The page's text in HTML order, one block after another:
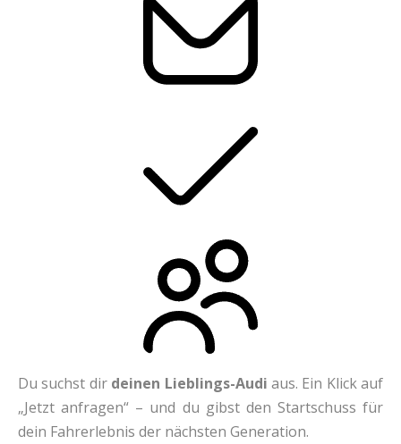
Du suchst dir deinen Lieblings-Audi aus. Ein Klick auf
„Jetzt anfragen“ – und du gibst den Startschuss für
dein Fahrerlebnis der nächsten Generation.